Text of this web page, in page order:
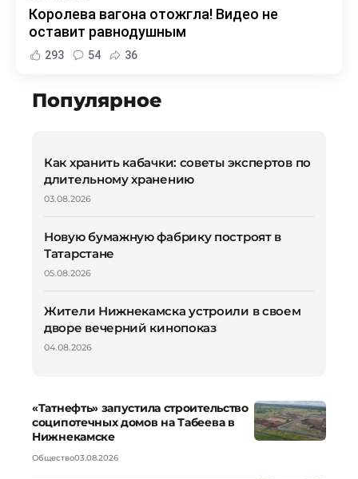
Королева вагона отожгла! Видео не
оставит равнодушным
293 54 36
Популярное
Как хранить кабачки: советы экспертов по
длительному хранению
03.08.2026
Новую бумажную фабрику построят в
Татарстане
05.08.2026
Жители Нижнекамска устроили в своем
дворе вечерний кинопоказ
04.08.2026
«Татнефть» запустила строительство
соципотечных домов на Табеева в
Нижнекамске
Общество03.08.2026